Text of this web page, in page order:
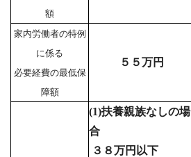
額
家内労働者の特例
に係る
必要経費の最低保
障額
５５万円
(1)扶養親族なしの場
合
３８万円以下